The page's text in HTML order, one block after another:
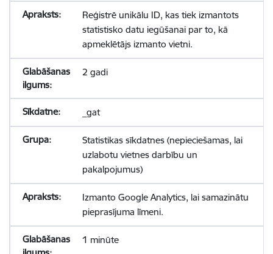
Reģistrē unikālu ID, kas tiek izmantots
statistisko datu iegūšanai par to, kā
apmeklētājs izmanto vietni.
2 gadi
_gat
Statistikas sīkdatnes (nepieciešamas, lai
uzlabotu vietnes darbību un
pakalpojumus)
Izmanto Google Analytics, lai samazinātu
pieprasījuma līmeni.
1 minūte